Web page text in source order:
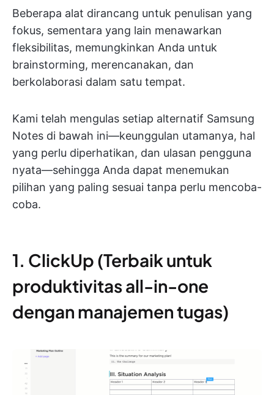
Beberapa alat dirancang untuk penulisan yang
fokus, sementara yang lain menawarkan
fleksibilitas, memungkinkan Anda untuk
brainstorming, merencanakan, dan
berkolaborasi dalam satu tempat.
Kami telah mengulas setiap alternatif Samsung
Notes di bawah ini—keunggulan utamanya, hal
yang perlu diperhatikan, dan ulasan pengguna
nyata—sehingga Anda dapat menemukan
pilihan yang paling sesuai tanpa perlu mencoba-
coba.
1. ClickUp (Terbaik untuk
produktivitas all-in-one
dengan manajemen tugas)